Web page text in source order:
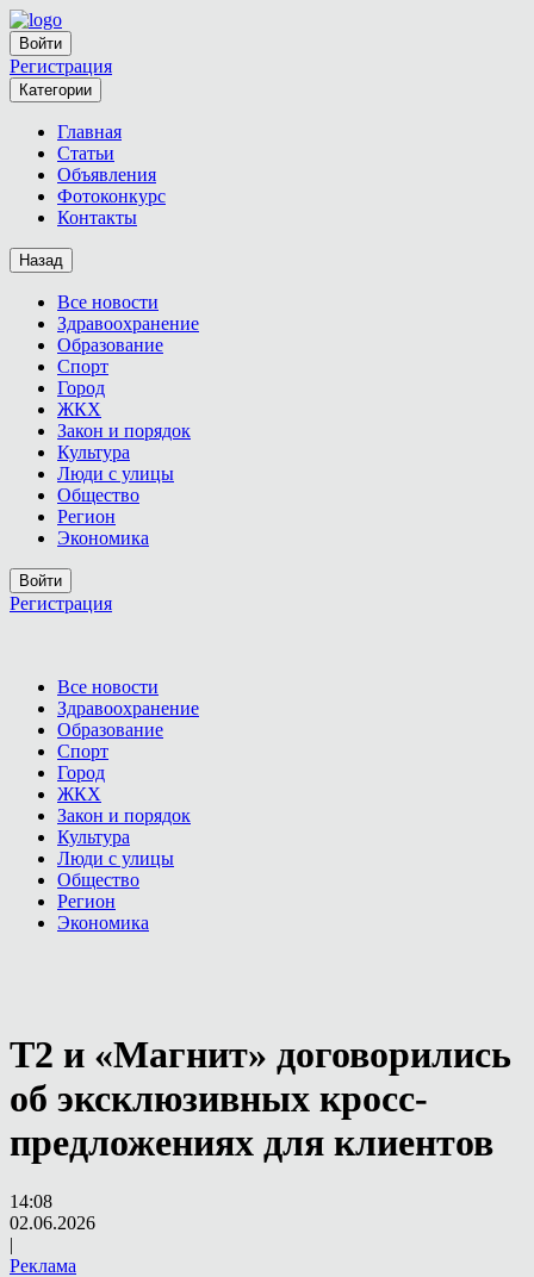
Войти
Регистрация
Категории
Главная
Статьи
Объявления
Фотоконкурс
Контакты
Назад
Все новости
Здравоохранение
Образование
Спорт
Город
ЖКХ
Закон и порядок
Культура
Люди с улицы
Общество
Регион
Экономика
Войти
Регистрация
Все новости
Здравоохранение
Образование
Спорт
Город
ЖКХ
Закон и порядок
Культура
Люди с улицы
Общество
Регион
Экономика
Т2 и «Магнит» договорились
об эксклюзивных кросс-
предложениях для клиентов
14:08
02.06.2026
|
Реклама